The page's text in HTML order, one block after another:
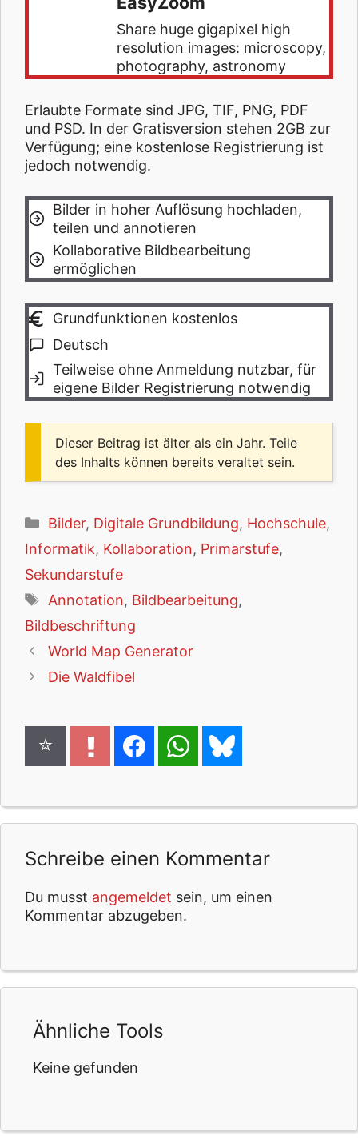
Share huge gigapixel high
resolution images: microscopy,
photography, astronomy
Erlaubte Formate sind JPG, TIF, PNG, PDF
und PSD. In der Gratisversion stehen 2GB zur
Verfügung; eine kostenlose Registrierung ist
jedoch notwendig.
Bilder in hoher Auflösung hochladen,
teilen und annotieren
Kollaborative Bildbearbeitung
ermöglichen
Grundfunktionen kostenlos
Deutsch
Teilweise ohne Anmeldung nutzbar, für
eigene Bilder Registrierung notwendig
Dieser Beitrag ist älter als ein Jahr. Teile
des Inhalts können bereits veraltet sein.
Kategorien
Bilder, Digitale Grundbildung, Hochschule,
Informatik, Kollaboration, Primarstufe,
Sekundarstufe
Schlagwörter
Annotation, Bildbearbeitung,
Bildbeschriftung
World Map Generator
Die Waldfibel
Schreibe einen Kommentar
Du musst angemeldet sein, um einen
Kommentar abzugeben.
Ähnliche Tools
Keine gefunden